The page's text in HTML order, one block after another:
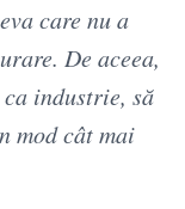
care nu a
De aceea,
industrie, să
mod cât mai